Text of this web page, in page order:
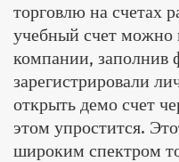
торговлю на счетах
учебный счет можно
компании, заполнив
зарегистрировали
открыть демо счет
этом упростится.
широким спектром